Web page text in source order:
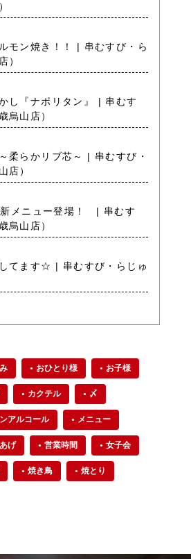
モン焼き！！ | 串むすび・ら
）
し『ナポリタン』 | 串むす
烏山店）
柔らかリブ芯～ | 串むすび・
店）
新メニュー登場！ | 串むす
烏山店）
てます☆ | 串むすび・らじゅ
おひとり様 お子様
カクテル 〆
アルコール メニュー
げ 営業時間 女子会
焼き鳥 焼とり